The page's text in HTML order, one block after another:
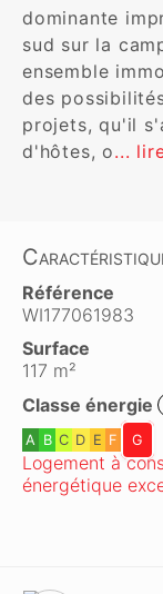
dominante
sud sur la
ensemble
des
projets, qu'il
d'hôtes, o...
Référence
WI177061983
Surface
117 m²
Classe énergie
A B C D E F G
Logement à
énergétique